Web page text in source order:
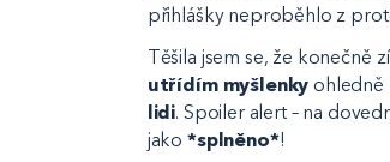
přihlášky neproběhlo z
Těšila jsem se, že konečně
utřídím myšlenky ohledně
lidi. Spoiler alert – na
jako*splněno*!